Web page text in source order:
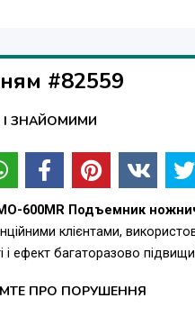
предложение для
подготовки
Возможность
#82559
І ЗНАЙОМИМИ
600MR Подъемник
клієнтами,
ефект багаторазово
ПРО ПОРУШЕННЯ